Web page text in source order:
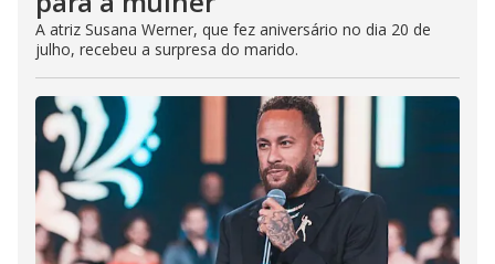
A atriz Susana Werner, que fez aniversário no dia 20 de
julho, recebeu a surpresa do marido.